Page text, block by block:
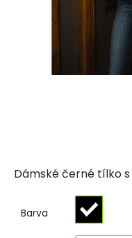
Dámské černé tílko s
Barva